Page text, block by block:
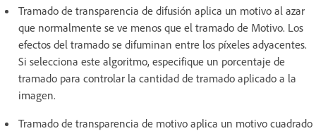
Tramado de transparencia de difusión aplica un motivo al azar
que normalmente se ve menos que el tramado de Motivo. Los
efectos del tramado se difuminan entre los píxeles adyacentes.
Si selecciona este algoritmo, especifique un porcentaje de
tramado para controlar la cantidad de tramado aplicado a la
imagen.
Tramado de transparencia de motivo aplica un motivo cuadrado